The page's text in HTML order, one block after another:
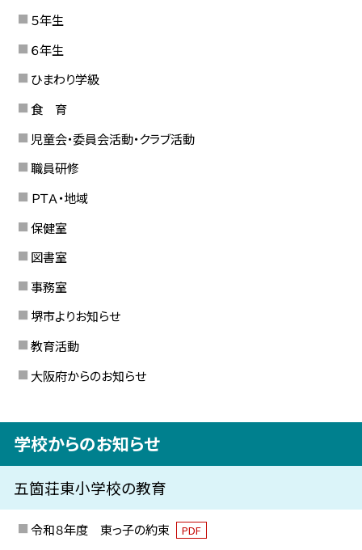
５年生
６年生
ひまわり学級
食 育
児童会・委員会活動・クラブ活動
職員研修
ＰＴＡ・地域
保健室
図書室
事務室
堺市よりお知らせ
教育活動
大阪府からのお知らせ
学校からのお知らせ
五箇荘東小学校の教育
令和８年度 東っ子の約束 PDF